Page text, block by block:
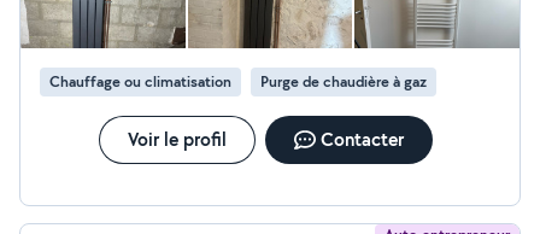
Chauffage ou climatisation Purge de chaudière à gaz
Voir le profil Contacter